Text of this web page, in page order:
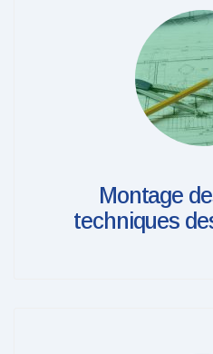
Montage
techniques